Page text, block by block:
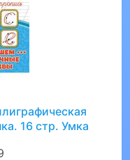
16 стр. Умка